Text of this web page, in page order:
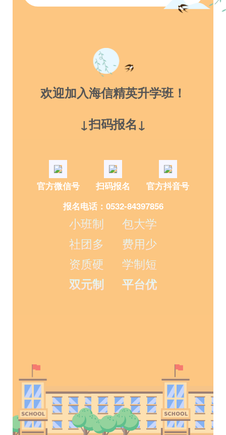
欢迎加入海信精英升学班！
↓扫码报名↓
官方微信号 扫码报名
官方抖音号
报名电话：0532-84397856
小班制 包大学
社团多 费用少
资质硬 学制短
双元制 平台优